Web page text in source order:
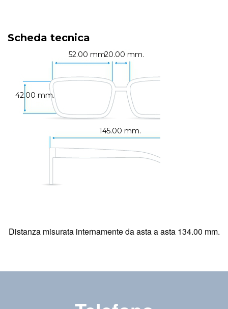
Scheda tecnica
52.00 mm.20.00 mm.
145.00 mm.
42.00 mm.
Distanza misurata internamente da asta a asta 134.00 mm.